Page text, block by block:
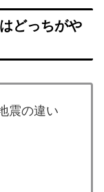
どっちがや
震の違い